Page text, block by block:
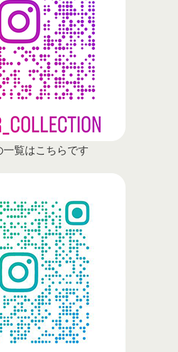
一覧はこちらです